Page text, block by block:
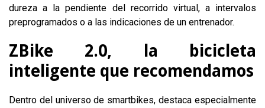
dureza a la pendiente del recorrido virtual, a intervalos
preprogramados o a las indicaciones de un entrenador.
ZBike 2.0, la bicicleta
inteligente que recomendamos
Dentro del universo de smartbikes, destaca especialmente